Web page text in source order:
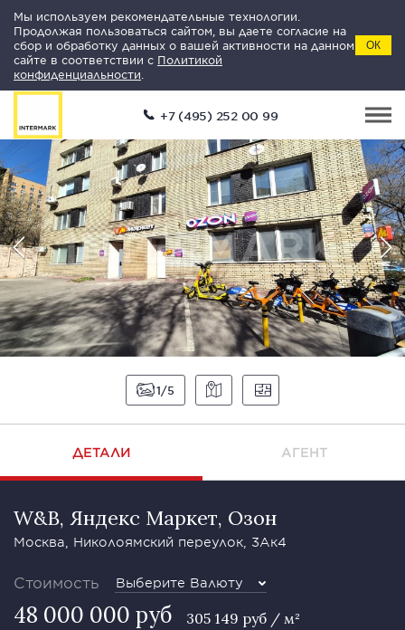
Мы используем рекомендательные технологии.
Продолжая пользоваться сайтом, вы даете согласие на
сбор и обработку данных о вашей активности на данном
сайте в соответствии с Политикой
конфиденциальности
ОК
+7 (495) 252 00 99
1 5
ДЕТАЛИ АГЕНТ
W&B, Яндекс Маркет, Озон
Москва, Николоямский переулок, 3Ак4
Стоимость Выберите Валюту
48 000 000 руб 305 149 руб / м²